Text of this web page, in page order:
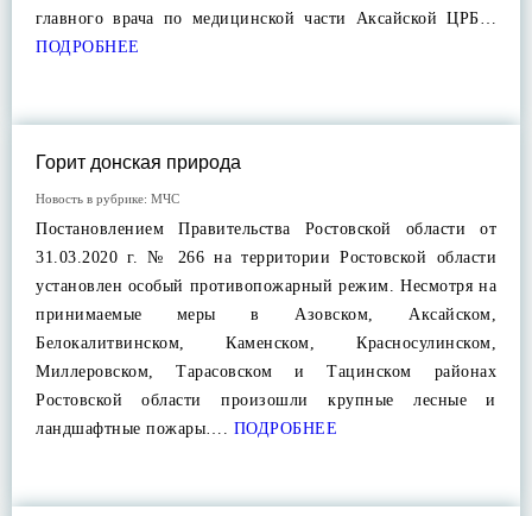
главного врача по медицинской части Аксайской ЦРБ…
ПОДРОБНЕЕ
Горит донская природа
Новость в рубрике: МЧС
Постановлением Правительства Ростовской области от
31.03.2020 г. № 266 на территории Ростовской области
установлен особый противопожарный режим. Несмотря на
принимаемые меры в Азовском, Аксайском,
Белокалитвинском, Каменском, Красносулинском,
Миллеровском, Тарасовском и Тацинском районах
Ростовской области произошли крупные лесные и
ландшафтные пожары…. ПОДРОБНЕЕ